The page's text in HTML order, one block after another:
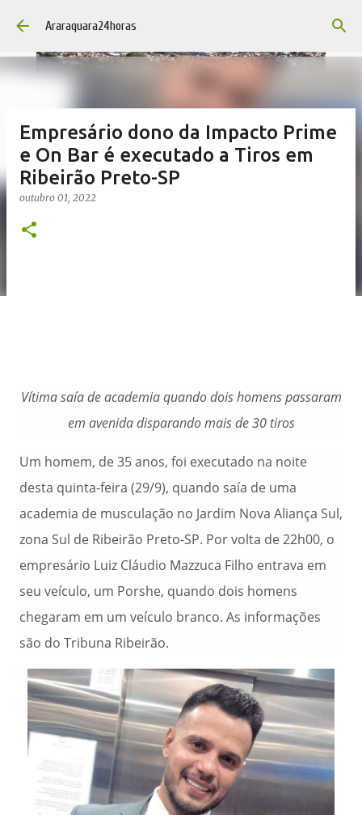
Pular para o conteúdo principal
Araraquara24horas
Empresário dono da Impacto Prime
e On Bar é executado a Tiros em
Ribeirão Preto-SP
outubro 01, 2022
Vítima saía de academia quando dois homens passaram
em avenida disparando mais de 30 tiros
Um homem, de 35 anos, foi executado na noite
desta quinta-feira (29/9), quando saía de uma
academia de musculação no Jardim Nova Aliança Sul,
zona Sul de Ribeirão Preto-SP. Por volta de 22h00, o
empresário Luiz Cláudio Mazzuca Filho entrava em
seu veículo, um Porshe, quando dois homens
chegaram em um veículo branco. As informações
são do Tribuna Ribeirão.